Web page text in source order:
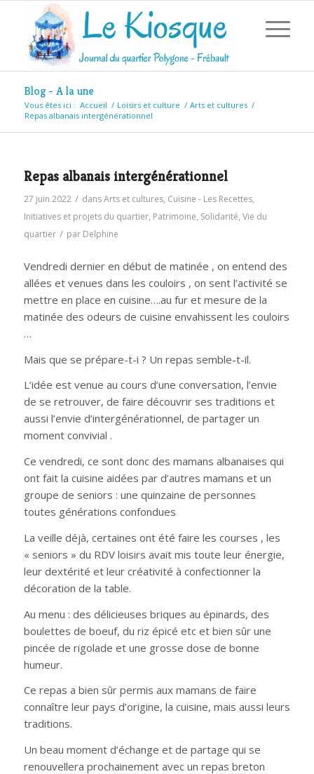
Blog - A la une
Vous êtes ici : Accueil / Loisirs et culture / Arts et cultures /
Repas albanais intergénérationnel
Repas albanais intergénérationnel
27 juin 2022 / dansArts et cultures, Cuisine - Les Recettes,
Initiatives et projets du quartier, Patrimoine, Solidarité, Vie du
quartier / par Delphine
Vendredi dernier en début de matinée , on entend des
allées et venues dans les couloirs , on sent l’activité se
mettre en place en cuisine….au fur et mesure de la
matinée des odeurs de cuisine envahissent les couloirs
…
Mais que se prépare-t-i ? Un repas semble-t-il.
L’idée est venue au cours d’une conversation, l’envie
de se retrouver, de faire découvrir ses traditions et
aussi l’envie d’intergénérationnel, de partager un
moment convivial .
Ce vendredi, ce sont donc des mamans albanaises qui
ont fait la cuisine aidées par d’autres mamans et un
groupe de seniors : une quinzaine de personnes
toutes générations confondues
La veille déjà, certaines ont été faire les courses , les
« seniors » du RDV loisirs avait mis toute leur énergie,
leur dextérité et leur créativité à confectionner la
décoration de la table.
Au menu : des délicieuses briques au épinards, des
boulettes de boeuf, du riz épicé etc et bien sûr une
pincée de rigolade et une grosse dose de bonne
humeur.
Ce repas a bien sûr permis aux mamans de faire
connaître leur pays d’origine, la cuisine, mais aussi leurs
traditions.
Un beau moment d’échange et de partage qui se
renouvellera prochainement avec un repas breton